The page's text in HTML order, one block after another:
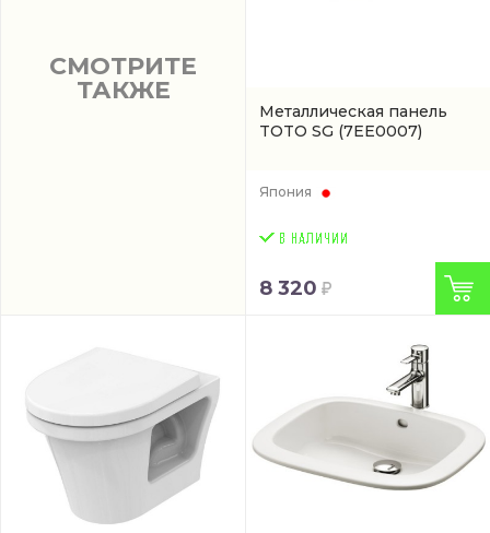
СМОТРИТЕ
ТАКЖЕ
Металлическая панель
TOTO SG (7EE0007)
Япония
8 320